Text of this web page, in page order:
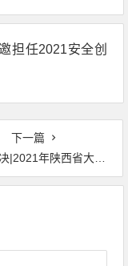
担任2021安全创
下一篇
陕西省大学生网络安全技能大赛报名开启